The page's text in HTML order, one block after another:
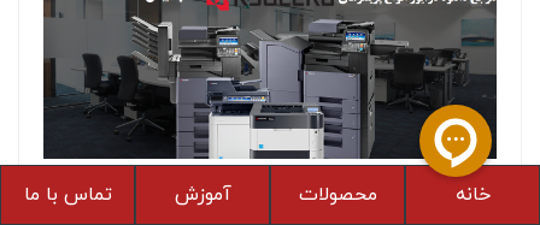
دانلود درایور پرینتر کیوسرا مدل Kyoceraتماس با ما آموزش محصولات خانه